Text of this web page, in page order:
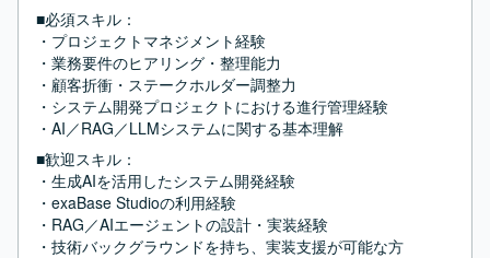
■必須スキル：
・プロジェクトマネジメント経験
・業務要件のヒアリング・整理能力
・顧客折衝・ステークホルダー調整力
・システム開発プロジェクトにおける進行管理経験
・AI／RAG／LLMシステムに関する基本理解
■歓迎スキル：
・生成AIを活用したシステム開発経験
・exaBase Studioの利用経験
・RAG／AIエージェントの設計・実装経験
・技術バックグラウンドを持ち、実装支援が可能な方